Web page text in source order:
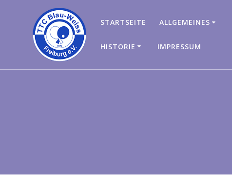
STARTSEITE ALLGEMEINES
HISTORIE IMPRESSUM